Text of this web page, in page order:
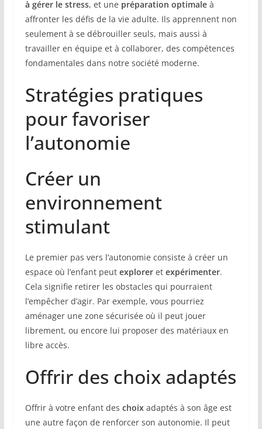
à gérer le stress, et une préparation optimaleà
affronter les défis de la vie adulte. Ils apprennent non
seulement à se débrouiller seuls, mais aussi à
travailler en équipe et à collaborer, des compétences
fondamentales dans notre société moderne.
Stratégies pratiques
pour favoriser
l’autonomie
Créer un
environnement
stimulant
Le premier pas vers l’autonomie consiste à créer un
espace où l’enfant peut exploreret expérimenter.
Cela signifie retirer les obstacles qui pourraient
l’empêcher d’agir. Par exemple, vous pourriez
aménager une zone sécurisée où il peut jouer
librement, ou encore lui proposer des matériaux en
libre accès.
Offrir des choix adaptés
Offrir à votre enfant des choixadaptés à son âge est
une autre façon de renforcer son autonomie. Il peut